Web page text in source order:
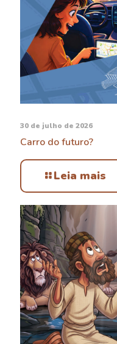
30 de julho de 2026
Carro do futuro?
Leia mais